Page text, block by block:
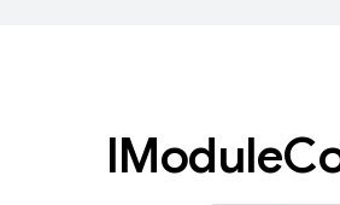
IModule